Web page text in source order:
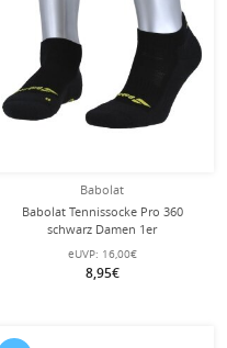
Babolat
Babolat Tennissocke Pro 360
schwarz Damen 1er
eUVP: 16,00€
8,95€